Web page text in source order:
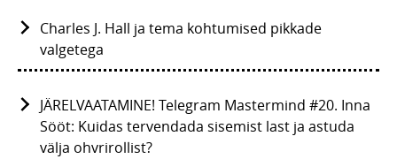
Charles J. Hall ja tema kohtumised pikkade
valgetega
JÄRELVAATAMINE! Telegram Mastermind #20. Inna
Sööt: Kuidas tervendada sisemist last ja astuda
välja ohvrirollist?